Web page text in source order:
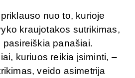
nuo to, kurioje
kraujotakos sutrikimas,
panašiai.
kuriuos reikia įsiminti, –
veido asimetrija